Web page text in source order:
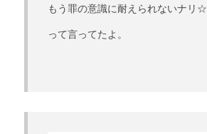
もう罪の意識に耐えられないナリ☆
って言ってたよ。